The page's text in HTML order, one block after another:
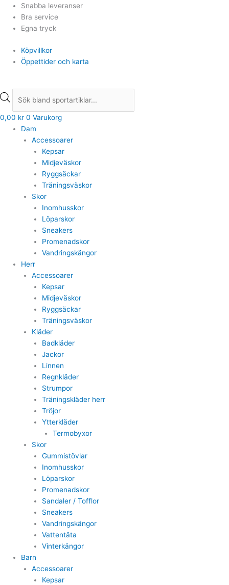
Hoppa
innehåll
Snabba leveranser
Bra service
Egna tryck
Köpvillkor
Öppettider och karta
Products
search
0,00 kr 0 Varukorg
Dam
Accessoarer
Kepsar
Midjeväskor
Ryggsäckar
Träningsväskor
Skor
Inomhusskor
Löparskor
Sneakers
Promenadskor
Vandringskängor
Herr
Accessoarer
Kepsar
Midjeväskor
Ryggsäckar
Träningsväskor
Kläder
Badkläder
Jackor
Linnen
Regnkläder
Strumpor
Träningskläder herr
Tröjor
Ytterkläder
Termobyxor
Skor
Gummistövlar
Inomhusskor
Löparskor
Promenadskor
Sandaler / Tofflor
Sneakers
Vandringskängor
Vattentäta
Vinterkängor
Barn
Accessoarer
Kepsar
Products
search